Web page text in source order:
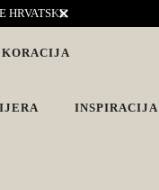
HRVATSKE
INSPIRACIJA